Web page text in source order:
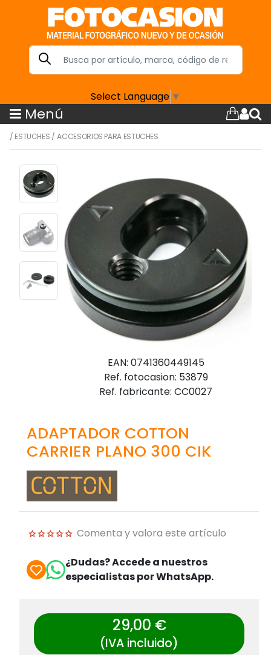
Select Language ▼
Menú
/ ESTUCHES /ACCESORIOS PARA ESTUCHES
EAN: 0741360449145
Ref. fotocasion: 53879
Ref. fabricante: CC0027
ADAPTADOR COTTON
CARRIER PLANO 300 CIK
Comenta y valora este artículo
¿Dudas? Accede a nuestros
especialistas por WhatsApp.
29,00 €
(IVA incluido)